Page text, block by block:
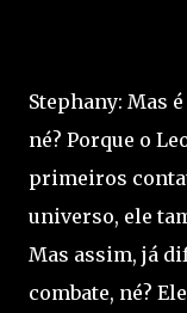
Stephany: Mas
né? Porque o
primeiros
universo, ele
Mas assim, já
combate, né?